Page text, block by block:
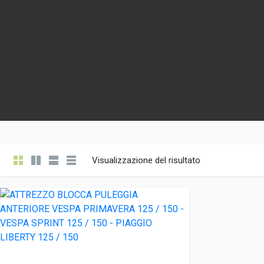
Visualizzazione del risultato